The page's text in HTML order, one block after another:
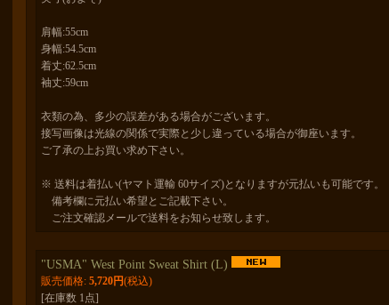
肩幅:55cm
身幅:54.5cm
着丈:62.5cm
袖丈:59cm
衣類の為、多少の誤差がある場合がございます。
接写画像は光線の関係で実際と少し違っている場合が御座います。
ご了承の上お買い求め下さい。
※ 送料は着払い(ヤマト運輸 60サイズ)となりますが元払いも可能です。
備考欄に元払い希望とご記載下さい。
ご注文確認メールで送料をお知らせ致します。
"USMA" West Point Sweat Shirt (L)
販売価格: 5,720円(税込)
[在庫数 1点]